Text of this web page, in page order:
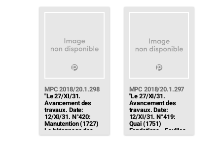
gauche)" droite, maçonnerie de
séparation en cours"
MPC 2018/20.1.298
"Le 27/XI/31.
Avancement des
travaux. Date:
12/XI/31. N°420:
Manutention (1727)
Le bétonnage des
fondations est en
MPC 2018/20.1.297
"Le 27/XI/31.
Avancement des
travaux. Date:
12/XI/31. N°419:
Quai (1751)
Fondations - Fouilles
des fosses à cendres